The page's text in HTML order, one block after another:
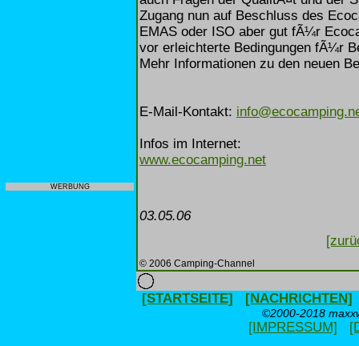
WERBUNG
Zugang nun auf Beschluss des
EMAS oder ISO aber gut fÃ¼r
vor erleichterte Bedingungen fÃ¼r
Mehr Informationen zu den neuen
E-Mail-Kontakt:
Infos im Internet:
www.ecocamping.net
03.05.06
© 2006 Camping-Channel
[STARTSEITE] [NACHRICHTEN]
©2000-2018
[IMPRESSUM]